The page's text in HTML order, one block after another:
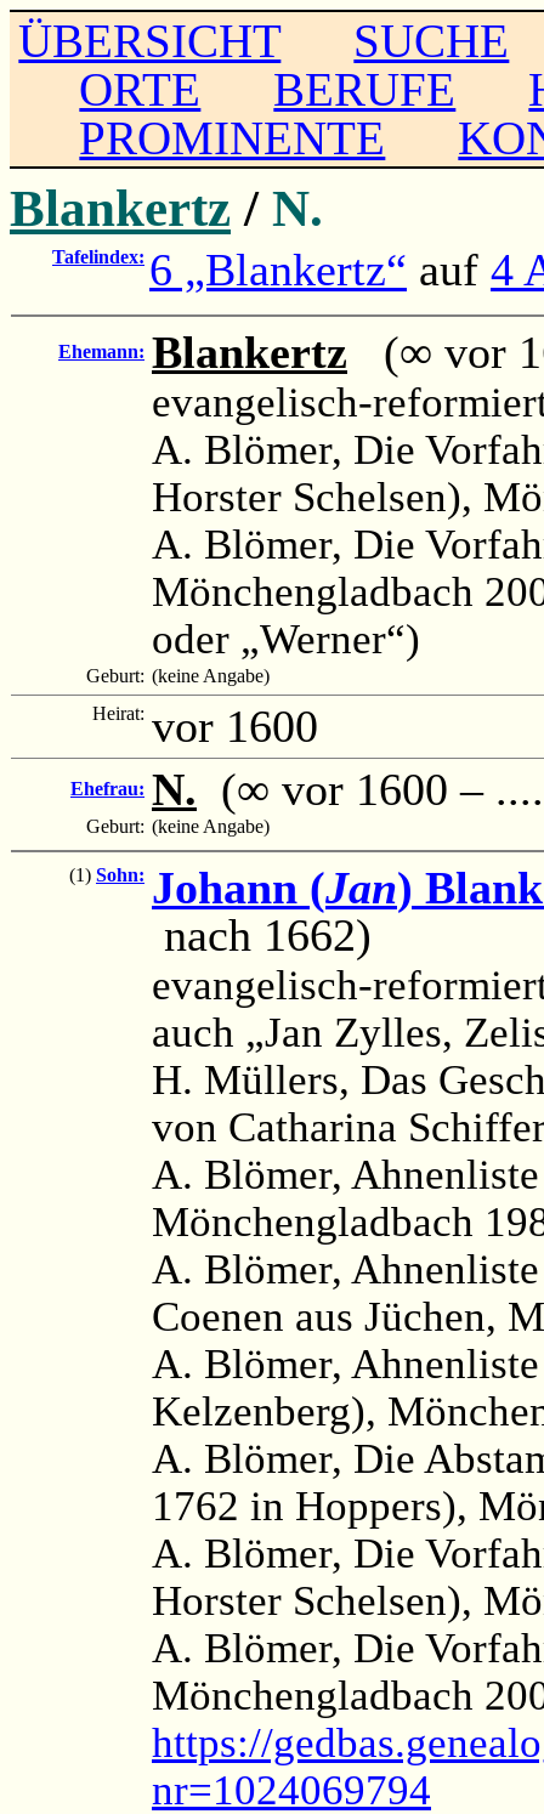
ÜBERSICHT
SUCHE
ORTE
BERUFE
PROMINENTE
Blankertz / N.
Tafelindex: 6 „Blankertz“ auf 4
Ehemann: Blankertz (∞ vor
evangelisch-
A. Blömer, Die
Horster Schelsen),
A. Blömer, Die
Mönchengladbach
oder „Werner“)
Geburt: (keine Angabe)
Heirat: vor 1600
Ehefrau: N. (∞ vor 1600 –
Geburt: (keine Angabe)
(1) Sohn: Johann (Jan)
nach 1662)
evangelisch-
auch „Jan Zylles,
H. Müllers, Das
von Catharina
A. Blömer,
Mönchengladbach
A. Blömer,
Coenen aus Jüchen,
A. Blömer,
Kelzenberg),
A. Blömer, Die
1762 in Hoppers),
A. Blömer, Die
Horster Schelsen),
A. Blömer, Die
Mönchengladbach
https://
nr=1024069794